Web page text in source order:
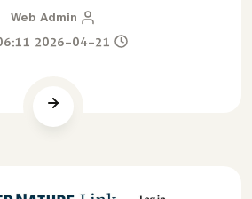
Web Admin
2026-04-21 19:06:11